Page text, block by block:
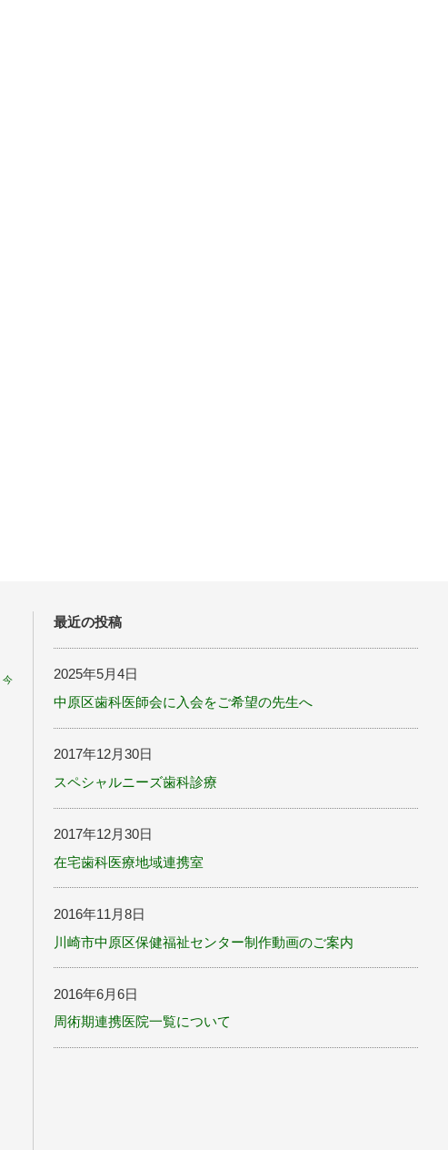
今
最近の投稿
2025年5月4日
中原区歯科医師会に入会をご希望の先生へ
2017年12月30日
スペシャルニーズ歯科診療
2017年12月30日
在宅歯科医療地域連携室
2016年11月8日
川崎市中原区保健福祉センター制作動画のご案内
2016年6月6日
周術期連携医院一覧について